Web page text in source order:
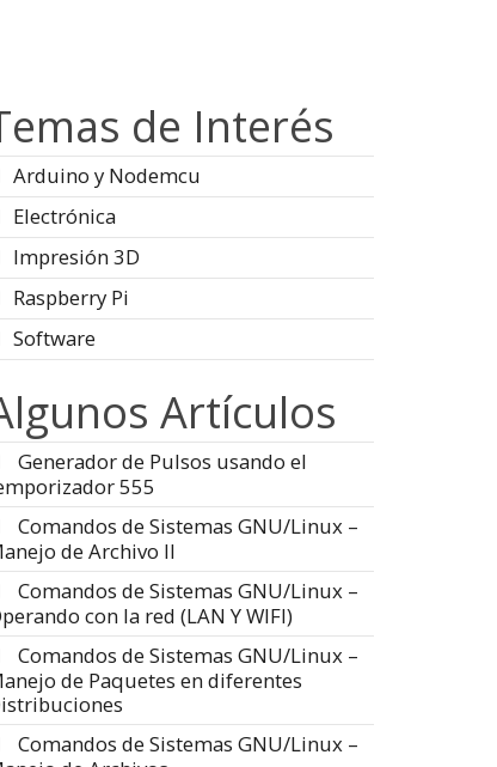
de Interés
Arduino y Nodemcu
Electrónica
Impresión 3D
Raspberry Pi
Software
Artículos
Generador de Pulsos usando el
555
Comandos de Sistemas GNU/Linux –
de Archivo II
Comandos de Sistemas GNU/Linux –
con la red (LAN Y WIFI)
Comandos de Sistemas GNU/Linux –
de Paquetes en diferentes
Comandos de Sistemas GNU/Linux –